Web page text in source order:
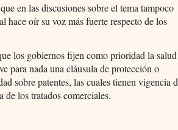
en las discusiones sobre el tema tampoco
hace oír su voz más fuerte respecto de los
los gobiernos fijen como prioridad la
para nada una cláusula de protección o
sobre patentes, las cuales tienen vigencia
de los tratados comerciales.